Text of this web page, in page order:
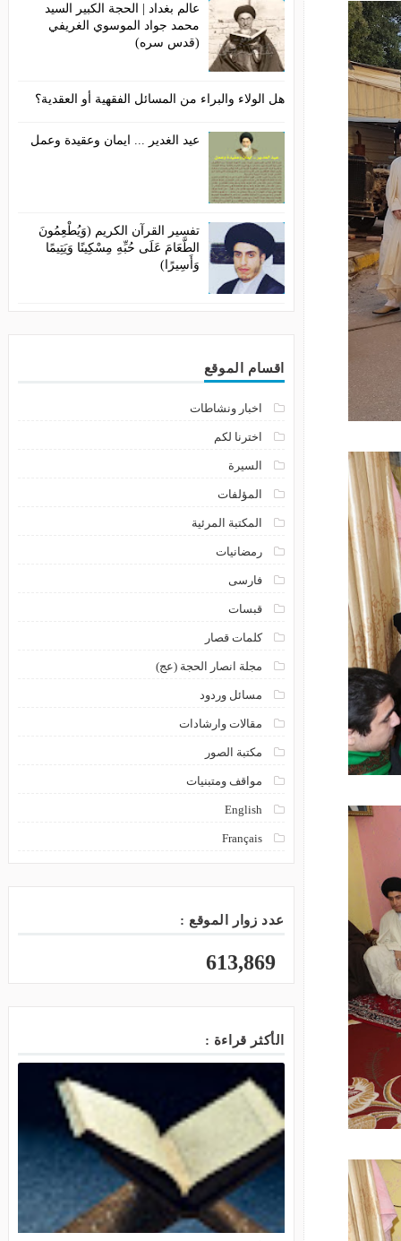
عالم بغداد | الحجة الكبير السيد
محمد جواد الموسوي الغريفي
(قدس سره)
هل الولاء والبراء من المسائل الفقهية أو العقدية؟
عيد الغدير ... ايمان وعقيدة وعمل
تفسير القرآن الكريم (وَيُطْعِمُونَ
الطَّعَامَ عَلَى حُبِّهِ مِسْكِينًا وَيَتِيمًا
وَأَسِيرًا)
اقسام الموقع
اخبار ونشاطات
السيرة
المؤلفات
المكتبة المرئية
رمضانيات
فارسى
قبسات
كلمات قصار
مجلة انصار الحجة (عج)
مسائل وردود
مقالات وارشادات
مكتبة الصور
مواقف ومتبنيات
English
Français
عدد زوار الموقع :
613,869